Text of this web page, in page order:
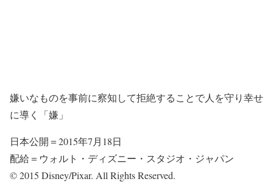
嫌いなものを事前に察知して拒絶することで人を守り幸せ
に導く「嫌」
日本公開＝2015年7月18日
配給＝ウォルト・ディズニー・スタジオ・ジャパン
© 2015 Disney/Pixar. All Rights Reserved.